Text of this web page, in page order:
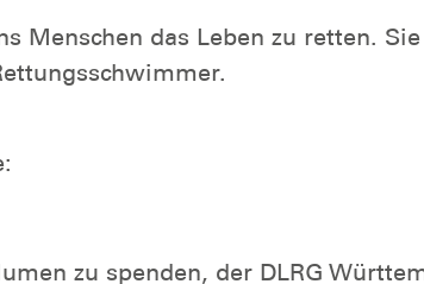
Menschen das Leben zu retten.
zu spenden, der DLRG